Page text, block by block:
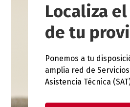
Localiza el
de tu
Ponemos a tu
amplia red de
Asistencia Técnica